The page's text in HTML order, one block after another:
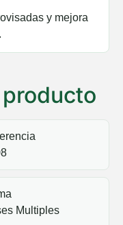
y mejora
Multiples